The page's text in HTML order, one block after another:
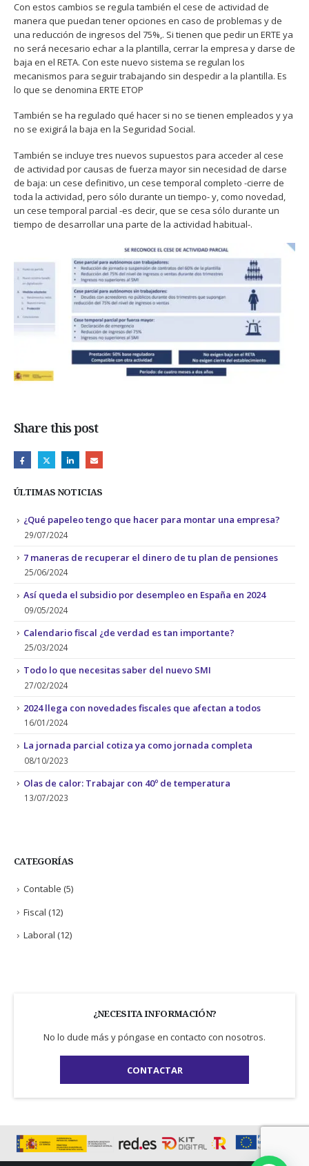
Con estos cambios se regula también el cese de actividad de
manera que puedan tener opciones en caso de problemas y de
una reducción de ingresos del 75%,. Si tienen que pedir un ERTE ya
no será necesario echar a la plantilla, cerrar la empresa y darse de
baja en el RETA. Con este nuevo sistema se regulan los
mecanismos para seguir trabajando sin despedir a la plantilla. Es
lo que se denomina ERTE ETOP
También se ha regulado qué hacer si no se tienen empleados y ya
no se exigirá la baja en la Seguridad Social.
También se incluye tres nuevos supuestos para acceder al cese
de actividad por causas de fuerza mayor sin necesidad de darse
de baja: un cese definitivo, un cese temporal completo -cierre de
toda la actividad, pero sólo durante un tiempo- y, como novedad,
un cese temporal parcial -es decir, que se cesa sólo durante un
tiempo de desarrollar una parte de la actividad habitual-.
Share this post
ÚLTIMAS NOTICIAS
¿Qué papeleo tengo que hacer para montar una empresa?
29/07/2024
7 maneras de recuperar el dinero de tu plan de pensiones
25/06/2024
Así queda el subsidio por desempleo en España en 2024
09/05/2024
Calendario fiscal ¿de verdad es tan importante?
25/03/2024
Todo lo que necesitas saber del nuevo SMI
27/02/2024
2024 llega con novedades fiscales que afectan a todos
16/01/2024
La jornada parcial cotiza ya como jornada completa
08/10/2023
Olas de calor: Trabajar con 40º de temperatura
13/07/2023
CATEGORÍAS
Contable (5)
Fiscal (12)
Laboral (12)
¿NECESITA INFORMACIÓN?
No lo dude más y póngase en contacto con nosotros.
CONTACTAR